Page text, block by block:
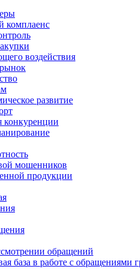
комплаенс
воздействия
развитие
конкуренции
мошенников
продукции
обращений
база в работе с обращениями